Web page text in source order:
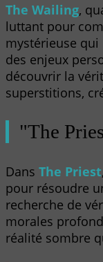
The Wailing,
luttant pour
mystérieuse qui
des enjeux
découvrir la
superstitions,
"The
Dans The Priest
pour résoudre
recherche de
morales
réalité sombre